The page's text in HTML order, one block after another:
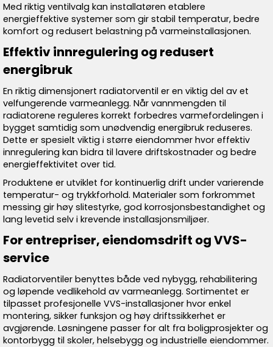
Med riktig ventilvalg kan installatøren etablere
energieffektive systemer som gir stabil temperatur, bedre
komfort og redusert belastning på varmeinstallasjonen.
Effektiv innregulering og redusert
energibruk
En riktig dimensjonert radiatorventil er en viktig del av et
velfungerende varmeanlegg. Når vannmengden til
radiatorene reguleres korrekt forbedres varmefordelingen i
bygget samtidig som unødvendig energibruk reduseres.
Dette er spesielt viktig i større eiendommer hvor effektiv
innregulering kan bidra til lavere driftskostnader og bedre
energieffektivitet over tid.
Produktene er utviklet for kontinuerlig drift under varierende
temperatur- og trykkforhold. Materialer som forkrommet
messing gir høy slitestyrke, god korrosjonsbestandighet og
lang levetid selv i krevende installasjonsmiljøer.
For entrepriser, eiendomsdrift og VVS-
service
Radiatorventiler benyttes både ved nybygg, rehabilitering
og løpende vedlikehold av varmeanlegg. Sortimentet er
tilpasset profesjonelle VVS-installasjoner hvor enkel
montering, sikker funksjon og høy driftssikkerhet er
avgjørende. Løsningene passer for alt fra boligprosjekter og
kontorbygg til skoler, helsebygg og industrielle eiendommer.